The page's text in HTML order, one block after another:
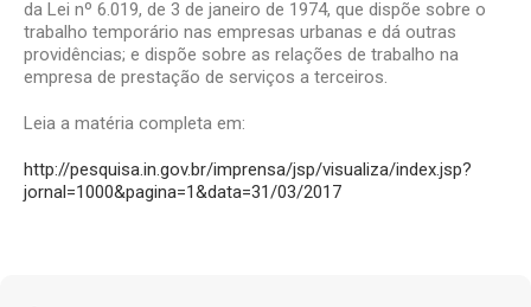
da Lei nº 6.019, de 3 de janeiro de 1974, que dispõe sobre o
trabalho temporário nas empresas urbanas e dá outras
providências; e dispõe sobre as relações de trabalho na
empresa de prestação de serviços a terceiros.
Leia a matéria completa em:
http://pesquisa.in.gov.br/imprensa/jsp/visualiza/index.jsp?
jornal=1000&pagina=1&data=31/03/2017